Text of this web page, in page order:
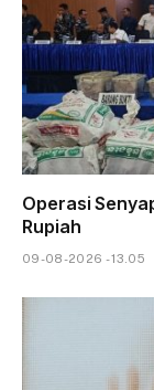
Operasi
Rupiah
09-08-2026 - 13.05